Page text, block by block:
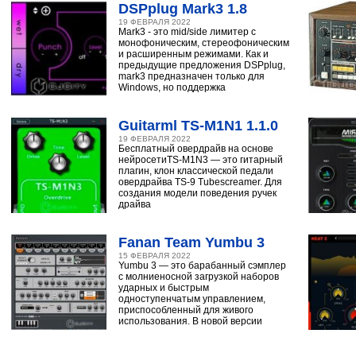
DSPplug Mark3 1.8
19 ФЕВРАЛЯ 2022
Mark3 - это mid/side лимитер с
монофоническим, стереофоническим
и расширенным режимами. Как и
предыдущие предложения DSPplug,
mark3 предназначен только для
Windows, но поддержка
Guitarml TS-M1N1 1.1.0
19 ФЕВРАЛЯ 2022
Бесплатный овердрайв на основе
нейросетиTS-M1N3 — это гитарный
плагин, клон классической педали
овердрайва TS-9 Tubescreamer. Для
создания модели поведения ручек
драйва
Fanan Team Yumbu 3
15 ФЕВРАЛЯ 2022
Yumbu 3 — это барабанный сэмплер
с молниеносной загрузкой наборов
ударных и быстрым
одноступенчатым управлением,
приспособленный для живого
использования. В новой версии